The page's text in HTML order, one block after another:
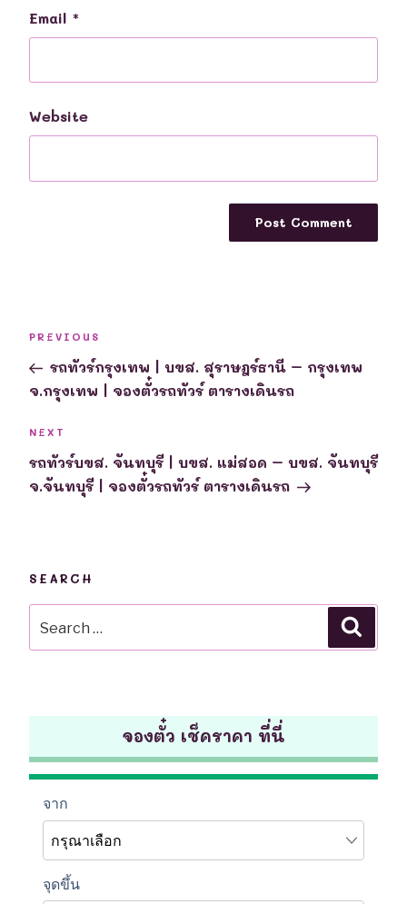
Email *
Website
Previous
Post
PREVIOUS
รถทัวร์กรุงเทพ | บขส. สุราษฎร์ธานี – กรุงเทพ
จ.กรุงเทพ | จองตั๋วรถทัวร์ ตารางเดินรถ
Next
Post
NEXT
รถทัวร์บขส. จันทบุรี | บขส. แม่สอด – บขส. จันทบุรี
จ.จันทบุรี | จองตั๋วรถทัวร์ ตารางเดินรถ
SEARCH
for:
จองตั๋ว เช็คราคา ที่นี่